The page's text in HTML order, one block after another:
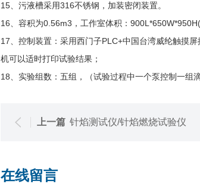
15、污液槽采用316不锈钢，加装密闭装置。
16、容积为0.56m3，工作室体积：
17、控制装置：采用西门子PLC+中国台湾威纶触摸
机可以适时打印试验结果；
18、实验组数：五组，（试验过程中一个泵控制一组
上一篇 针焰测试仪/针焰燃烧试验仪
在线留言